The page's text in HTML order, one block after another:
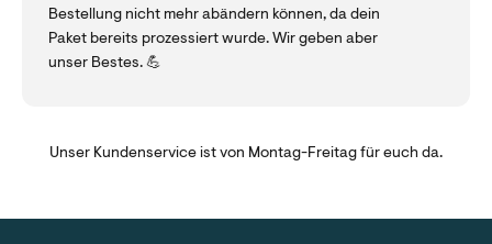
Bestellung nicht mehr abändern können, da dein
Paket bereits prozessiert wurde. Wir geben aber
unser Bestes. 💪
Unser Kundenservice ist von Montag-Freitag für euch da.